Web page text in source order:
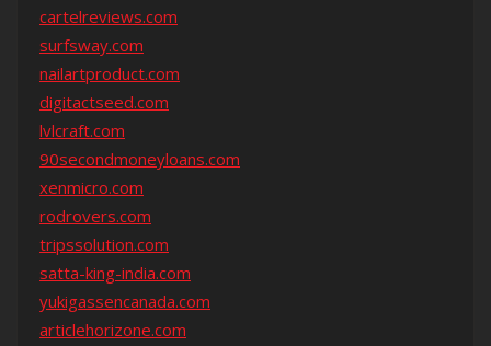
cartelreviews.com
surfsway.com
nailartproduct.com
digitactseed.com
lvlcraft.com
90secondmoneyloans.com
xenmicro.com
rodrovers.com
tripssolution.com
satta-king-india.com
yukigassencanada.com
articlehorizone.com